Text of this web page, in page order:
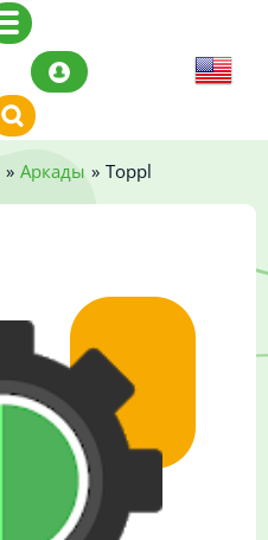
» Аркады » Toppl